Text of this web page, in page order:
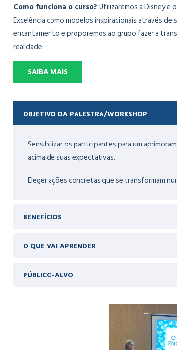
Como funciona o curso? Utilizaremos a Disney e
Excelência como modelos inspiracionais através de
encantamento e proporemos ao grupo fazer a
realidade.
SAIBA MAIS
OBJETIVO DA PALESTRA/WORKSHOP
Sensibilizar os participantes para um
acima de suas expectativas.
Eleger ações concretas que se transformam
BENEFÍCIOS
O QUE VAI APRENDER
PÚBLICO-ALVO